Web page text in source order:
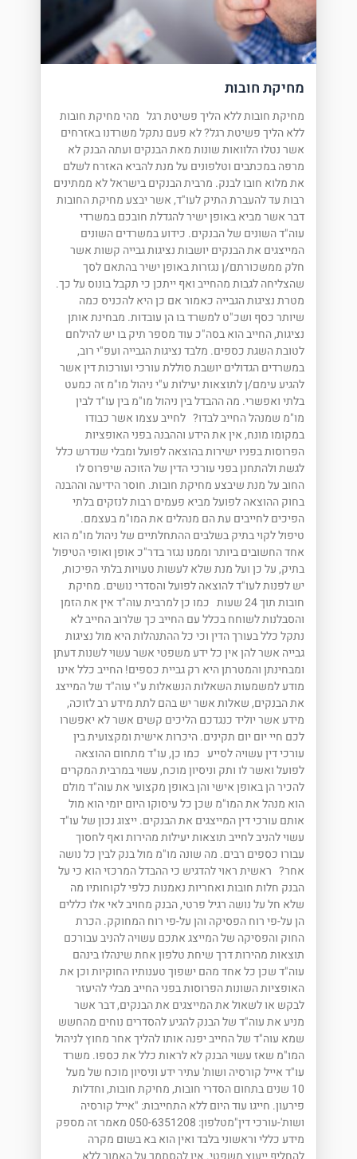
מחיקת חובות
מחיקת חובות ללא הליך פשיטת רגל מהי מחיקת חובות
ללא הליך פשיטת רגל? לא פעם נתקל משרדנו באזרחים
אשר נטלו הלוואות שונות מאת הבנקים ועתה הבנק לא
מרפה במכתבים וטלפונים על מנת להביא האזרח לשלם
את מלוא חובו לבנק. מרבית הבנקים בישראל לא ממתינים
רבות עד להעברת התיק לעו"ד, אשר יבצע מחיקת החובות
דבר אשר מביא באופן ישיר להגדלת חובכם במשרדי
עוה"ד השונים של הבנקים. כידוע במשרדים השונים
המייצגים את הבנקים יושבות נציגות גבייה קשות אשר
חלק ממשכורתם/ן נגזרות באופן ישיר בהתאם לסך
שהצליחה לגבות מהחייב ואף ייתכן כי תקבל בונוס על כך.
מטרת נציגות הגבייה כאמור אם כן היא להכניס כמה
שיותר כסף ושכ"ט למשרד בו הן עובדות. מבחינת אותן
נציגות, החייב הוא בסה"כ עוד מספר תיק בו יש להילחם
לטובת השגת כספים. מלבד נציגות הגבייה ועפ"י רוב,
במשרדים הגדולים יושבת סוללת עורכי ועורכות דין אשר
להגיע עימם/ן לתוצאות יעילות ע"י ניהול מו"מ זה כמעט
בלתי ואפשרי. מה ההבדל בין ניהול מו"מ בין עו"ד לבין
מו"מ שמנהל החייב לבדו? לחייב עצמו אשר כבודו
במקומו מונח, אין את הידע וההבנה בפני האופציות
הפרוסות בפניו ישירות בהוצאה לפועל ומבלי שנדרש כלל
לגשת ולהתחנן בפני עורכי הדין של הזוכה שיפרוס לו
החוב על מנת שיבצע מחיקת חובות. חוסר הידיעה וההבנה
בחוק ההוצאה לפועל מביא פעמים רבות לנזקים בלתי
הפיכים לחייבים עת הם מנהלים את המו"מ בעצמם.
טיפול לקוי בתיק בשלבים ההתחלתיים של ניהול מו"מ הוא
אחד החשובים ביותר וממנו נגזר בדר"כ אופן ואופי הטיפול
בתיק, על כן ועל מנת שלא לעשות טעויות בלתי הפיכות,
יש לפנות לעו"ד להוצאה לפועל והסדרי נושים. מחיקת
חובות תוך 24 שעות כמו כן למרבית עוה"ד אין את הזמן
והסבלנות לשוחח בכלל עם החייב כך שלרוב החייב לא
נתקל כלל בעורך הדין וכי כל ההתנהלות היא מול נציגות
גבייה אשר להן אין כל ידע משפטי אשר עשוי לשנות דעתן
ומבחינתן והמטרתן היא רק גביית כספים! החייב כלל אינו
מודע למשמעות השאלות הנשאלות ע"י עוה"ד של המייצג
את הבנקים, שאלות אשר יש בהם לתת מידע רב לזוכה,
מידע אשר יוליד כנגדכם הליכים קשים אשר לא יאפשרו
לכם חיי יום יום תקינים. היכרות אישית ומקצועית בין
עורכי דין עשויה לסייע כמו כן, עו"ד מתחום ההוצאה
לפועל ואשר לו ותק וניסיון מוכח, עשוי במרבית המקרים
להכיר הן באופן אישי והן באופן מקצועי את עוה"ד מולם
הוא מנהל את המו"מ שכן כל עיסוקו היום יומי הוא מול
אותם עורכי דין המייצגים את הבנקים. ייצוג נכון של עו"ד
עשוי להניב לחייב תוצאות יעילות מהירות ואף לחסוך
עבורו כספים רבים. מה שונה מו"מ מול בנק לבין כל נושה
אחר? ראשית ראוי להדגיש כי ההבדל המרכזי הוא כי על
הבנק חלות חובות ואחריות נאמנות כלפי לקוחותיו מה
שלא חל על נושה רגיל פרטי, הבנק מחויב לאי אלו כללים
הן על-פי רוח הפסיקה והן על-פי רוח המחוקק. הכרת
החוק והפסיקה של המייצג אתכם עשויה להניב עבורכם
תוצאות מהירות דרך שיחת טלפון אחת שינהלו בינהם
עוה"ד שכן כל אחד מהם ישפוך טענותיו החוקיות וכן את
האופציות השונות הפרוסות בפני החייב מבלי להיעזר
לבקש או לשאול את המייצגים את הבנקים, דבר אשר
מניע את עוה"ד של הבנק להגיע להסדרים נוחים מהחשש
שמא עוה"ד של החייב יפנה אותו להליך אחר מחוץ לניהול
המו"מ שאז עשוי הבנק לא לראות כלל את כספו. משרד
עו"ד אייל קורסיה ושות' עתיר ידע וניסיון מוכח של מעל
10 שנים בתחום הסדרי חובות, מחיקת חובות, וחדלות
פירעון. חייגו עוד היום ללא התחייבות: "אייל קורסיה
ושות'-עורכי דין"מטלפון: 050-6351208 מאמר זה מספק
מידע כללי וראשוני בלבד ואין הוא בא בשום מקרה